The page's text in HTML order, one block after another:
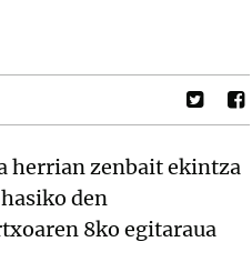
herrian zenbait ekintza
den
8ko egitaraua